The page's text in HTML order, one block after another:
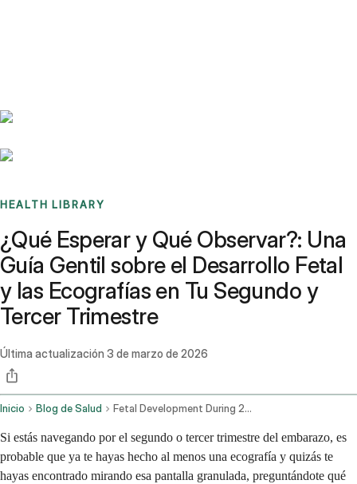
HEALTH LIBRARY
¿Qué Esperar y Qué Observar?: Una
Guía Gentil sobre el Desarrollo Fetal
y las Ecografías en Tu Segundo y
Tercer Trimestre
Última actualización 3 de marzo de 2026
Inicio Blog de Salud Fetal Development During 2nd And 3rd Trimester Ultrasound Concerns
Si estás navegando por el segundo o tercer trimestre del embarazo, es
probable que ya te hayas hecho al menos una ecografía y quizás te
hayas encontrado mirando esa pantalla granulada, preguntándote qué